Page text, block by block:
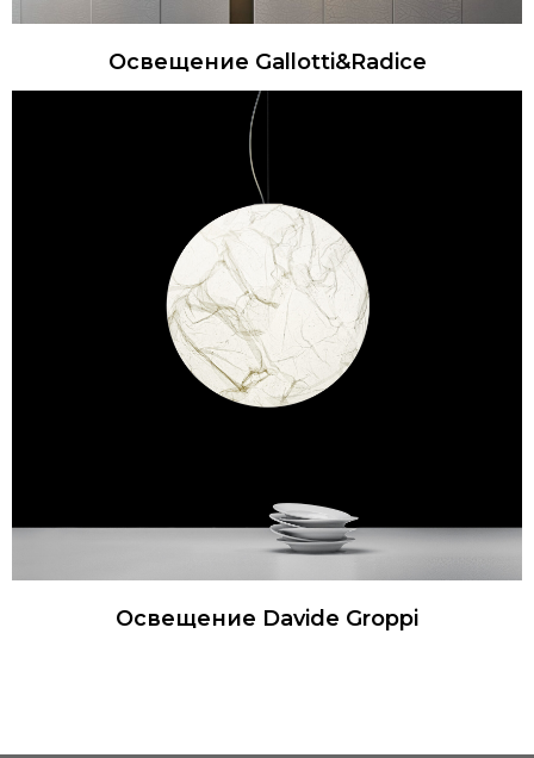
Освещение Gallotti&Radice
Освещение Davide Groppi